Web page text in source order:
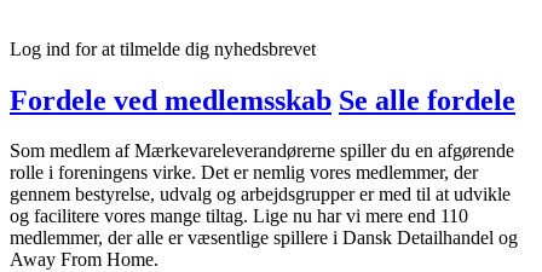
Log ind for at tilmelde dig nyhedsbrevet
Fordele ved medlemsskab Se alle fordele
Som medlem af Mærkevareleverandørerne spiller du en afgørende
rolle i foreningens virke. Det er nemlig vores medlemmer, der
gennem bestyrelse, udvalg og arbejdsgrupper er med til at udvikle
og facilitere vores mange tiltag. Lige nu har vi mere end 110
medlemmer, der alle er væsentlige spillere i Dansk Detailhandel og
Away From Home.